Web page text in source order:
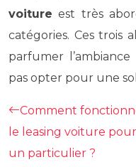
voiture est très
catégories. Ces trois
parfumer
pas opter pour une
Comment
le leasing voiture pour
un particulier ?